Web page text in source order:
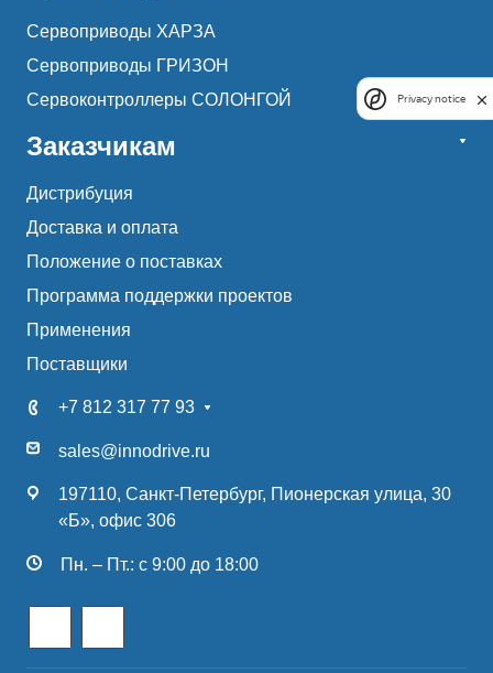
Сервоприводы ХАРЗА
Сервоприводы ГРИЗОН
Сервоконтроллеры СОЛОНГОЙ
Заказчикам
Дистрибуция
Доставка и оплата
Положение о поставках
Программа поддержки проектов
Применения
Поставщики
+7 812 317 77 93
sales@innodrive.ru
197110, Санкт-Петербург, Пионерская улица, 30
«Б», офис 306
Пн. – Пт.: с 9:00 до 18:00
Privacy notice